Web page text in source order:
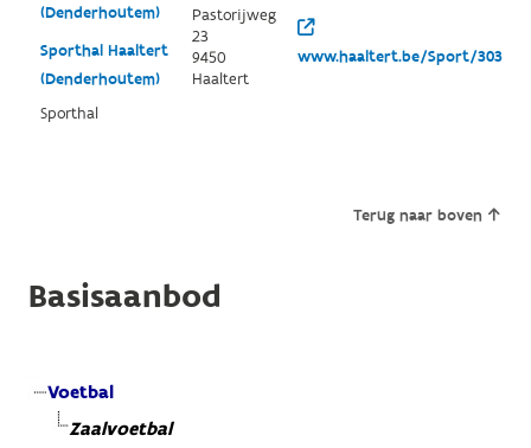
(Denderhoutem)
Sporthal Haaltert
(Denderhoutem)
Sporthal
Pastorijweg
23
9450
Haaltert
www.haaltert.be/Sport/3038/
Terug naar boven
Basisaanbod
Voetbal
Zaalvoetbal